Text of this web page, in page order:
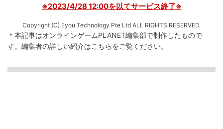
※2023/4/28 12:00を以てサービス終了※
Copyright (C) Eyou Technology Pte Ltd ALL RIGHTS RESERVED.
＊本記事はオンラインゲームPLANET編集部で制作したもので
す。 編集者の詳しい紹介はこちらをご覧ください。